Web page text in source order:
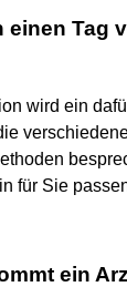
einen Tag
wird ein
für Sie
ein